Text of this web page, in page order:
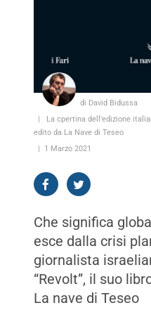
di David Bidussa
La cpertina dell'edizione
edito da La Nave di Teseo
1 Marzo 2021
Che significa
esce dalla crisi
giornalista
“Revolt”, il suo
La nave di Teseo